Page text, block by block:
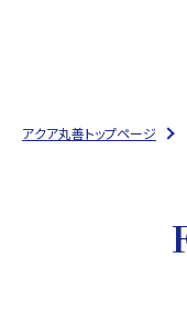
アクア丸善トップページ